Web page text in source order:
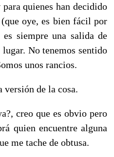
quienes han decidido
oye, es bien fácil por
siempre una salida de
No tenemos sentido
unos rancios.
versión de la cosa.
creo que es obvio pero
quien encuentre alguna
me tache de obtusa.